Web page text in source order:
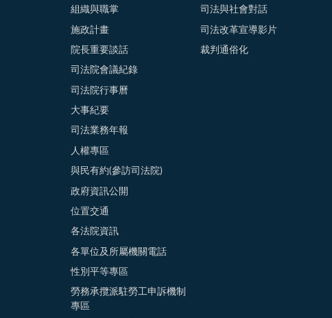
組織與職掌
施政計畫
院長重要談話
司法院會議紀錄
司法院行事曆
大事紀要
司法業務年報
人權專區
與民有約(參訪司法院)
政府資訊公開
位置交通
各法院資訊
各單位及所屬機關電話
性別平等專區
勞務承攬派駐勞工申訴機制
專區
司法與社會對話
司法改革宣導影片
裁判通俗化